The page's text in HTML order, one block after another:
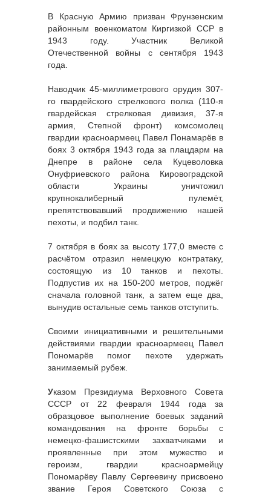
В Красную Армию призван Фрунзенским
районным военкоматом Киргизкой ССР в
1943 году. Участник Великой
Отечественной войны с сентября 1943
года.
Наводчик 45-миллиметрового орудия 307-
го гвардейского стрелкового полка (110-я
гвардейская стрелковая дивизия, 37-я
армия, Степной фронт) комсомолец
гвардии красноармеец Павел Понамарёв в
боях 3 октября 1943 года за плацдарм на
Днепре в районе села Куцеволовка
Онуфриевского района Кировоградской
области Украины уничтожил
крупнокалиберный пулемёт,
препятствовавший продвижению нашей
пехоты, и подбил танк.
7 октября в боях за высоту 177,0 вместе с
расчётом отразил немецкую контратаку,
состоящую из 10 танков и пехоты.
Подпустив их на 150-200 метров, поджёг
сначала головной танк, а затем еще два,
вынудив остальные семь танков отступить.
Своими инициативными и решительными
действиями гвардии красноармеец Павел
Пономарёв помог пехоте удержать
занимаемый рубеж.
Указом Президиума Верховного Совета
СССР от 22 февраля 1944 года за
образцовое выполнение боевых заданий
командования на фронте борьбы с
немецко-фашистскими захватчиками и
проявленные при этом мужество и
героизм, гвардии красноармейцу
Пономарёву Павлу Сергеевичу присвоено
звание Героя Советского Союза с